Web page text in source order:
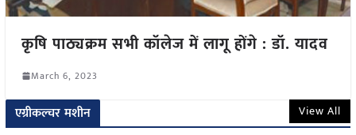
कृषि पाठ्यक्रम सभी कॉलेज में लागू होंगे : डॉ. यादव
March 6, 2023
एग्रीकल्चर मशीन View All